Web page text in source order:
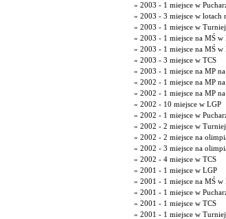
» 2003 - 1 miejsce w
» 2003 - 3 miejsce w lotach
» 2003 - 1 miejsce w
» 2003 - 1 miejsce na MŚ w
» 2003 - 1 miejsce na MŚ w
» 2003 - 3 miejsce w TCS
» 2003 - 1 miejsce na MP
» 2002 - 1 miejsce na MP
» 2002 - 1 miejsce na MP
» 2002 - 10 miejsce w LGP
» 2002 - 1 miejsce w
» 2002 - 2 miejsce w
» 2002 - 2 miejsce na
» 2002 - 3 miejsce na
» 2002 - 4 miejsce w TCS
» 2001 - 1 miejsce w LGP
» 2001 - 1 miejsce na MŚ w
» 2001 - 1 miejsce w
» 2001 - 1 miejsce w TCS
» 2001 - 1 miejsce w